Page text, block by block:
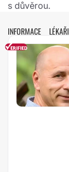
s důvěrou.
INFORMACE LÉKAŘI